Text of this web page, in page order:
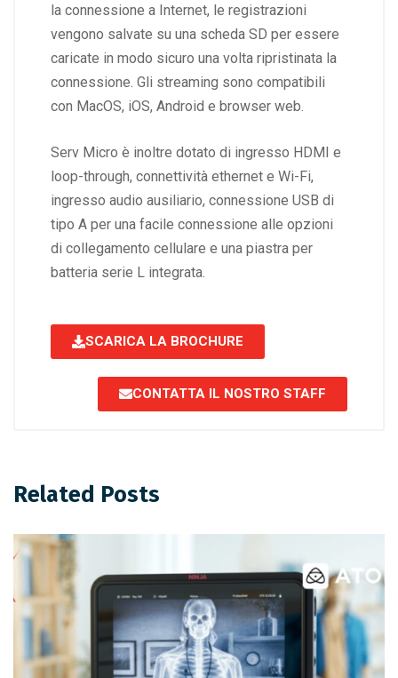
la connessione a Internet, le registrazioni
vengono salvate su una scheda SD per essere
caricate in modo sicuro una volta ripristinata la
connessione. Gli streaming sono compatibili
con MacOS, iOS, Android e browser web.
Serv Micro è inoltre dotato di ingresso HDMI e
loop-through, connettività ethernet e Wi-Fi,
ingresso audio ausiliario, connessione USB di
tipo A per una facile connessione alle opzioni
di collegamento cellulare e una piastra per
batteria serie L integrata.
SCARICA LA BROCHURE
CONTATTA IL NOSTRO STAFF
Related Posts